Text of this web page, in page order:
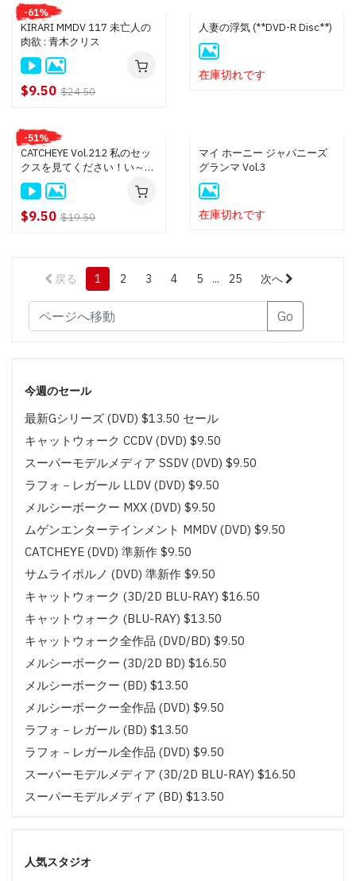
今週のセール
最新Gシリーズ (DVD) $13.50 セール
キャットウォーク CCDV (DVD) $9.50
スーパーモデルメディア SSDV (DVD) $9.50
ラフォ－レガール LLDV (DVD) $9.50
メルシーボークー MXX (DVD) $9.50
ムゲンエンターテインメント MMDV (DVD) $9.50
CATCHEYE (DVD) 準新作 $9.50
サムライポルノ (DVD) 準新作 $9.50
キャットウォーク (3D/2D BLU-RAY) $16.50
キャットウォーク (BLU-RAY) $13.50
キャットウォーク全作品 (DVD/BD) $9.50
メルシーボークー (3D/2D BD) $16.50
メルシーボークー (BD) $13.50
メルシーボークー全作品 (DVD) $9.50
ラフォ－レガール (BD) $13.50
ラフォ－レガール全作品 (DVD) $9.50
スーパーモデルメディア (3D/2D BLU-RAY) $16.50
スーパーモデルメディア (BD) $13.50
$16.50
人気スタジオ
-61%
KIRARI MMDV 117 未亡人の
肉欲 : 青木クリス
$9.50 $24.50
人妻の浮気 (**DVD-R Disc**)
在庫切れです
-51%
CATCHEYE Vol.212 私のセッ
クスを見てください！い～っ
ぱい顔面射精してください！
: 玲奈
$9.50 $19.50
マイ ホーニー ジャパニーズ
グランマ Vol.3
在庫切れです
戻る 1 2 3 4 5 ... 25 次へ
Go